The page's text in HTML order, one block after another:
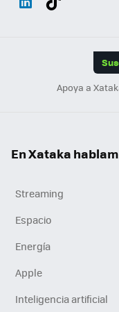
Apoya a
En Xataka
Streaming
Espacio
Energía
Apple
Inteligencia artificial